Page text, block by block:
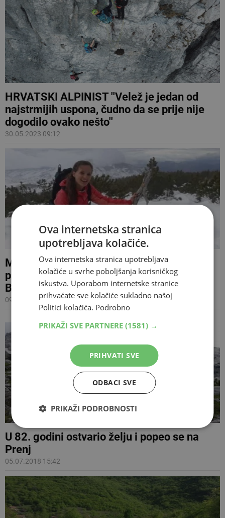
HRVATSKI ALPINIST ''Velež je jedan od
najstrmijih uspona, čudno da se prije nije
dogodilo ovako nešto''
30.05.2023 09:12
Mostarka se popela na svih 78 vrhova
preko 2.000 metara nadmorske visine u
BiH
09.12.2019 18:48
U 82. godini ostvario želju i popeo se na
Prenj
05.07.2018 15:42
Ova internetska stranica
upotrebljava kolačiće.
Ova internetska stranica upotrebljava
kolačiće u svrhe poboljšanja korisničkog
iskustva. Uporabom internetske stranice
prihvaćate sve kolačiće sukladno našoj
Politici kolačića. Podrobno
PRIKAŽI SVE PARTNERE (1581) →
PRIHVATI SVE
ODBACI SVE
PRIKAŽI PODROBNOSTI